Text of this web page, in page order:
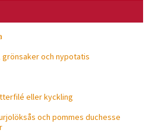
grönsaker och nypotatis
eller kyckling
och pommes duchesse
Marknadsföring
med dig av dina
surfar ökar du
chansen att få se
personligt